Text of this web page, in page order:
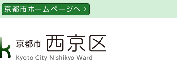
京都市ホームページへ